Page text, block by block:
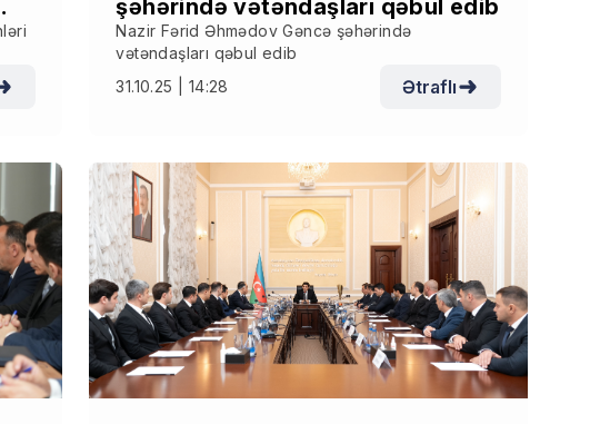
şəhərində vətəndaşları qəbul edib
Nazir Fərid Əhmədov Gəncə şəhərində
vətəndaşları qəbul edib
31.10.25 | 14:28
Ətraflı